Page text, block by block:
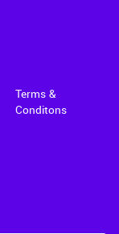
Terms &
Conditons